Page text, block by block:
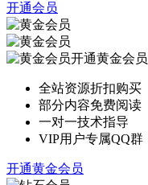
开通会员
开通黄金会员
全站资源折扣购买
部分内容免费阅读
一对一技术指导
VIP用户专属QQ群
开通黄金会员